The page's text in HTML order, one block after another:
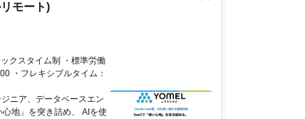
モート)
クスタイム制 ・標準労働
・フレキシブルタイム：
ニア、データベースエン
地」を突き詰め、 AIを使